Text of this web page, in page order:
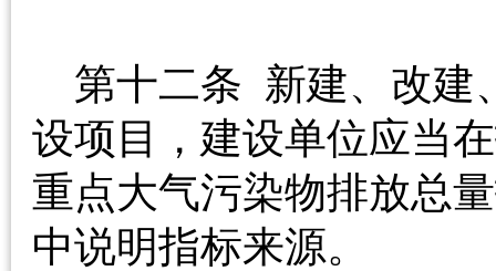
第十二条 新建、改建
设项目，建设单位应当
重点大气污染物排放总
中说明指标来源。